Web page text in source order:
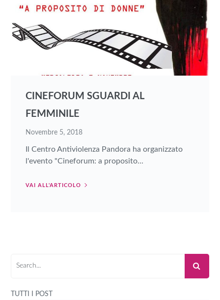
CINEFORUM SGUARDI AL
FEMMINILE
Novembre 5, 2018
Il Centro Antiviolenza Pandora ha organizzato
l'evento "Cineforum: a proposito...
VAI ALL'ARTICOLO
TUTTI I POST